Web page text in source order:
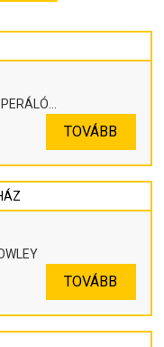
TOVÁBB
TOVÁBB